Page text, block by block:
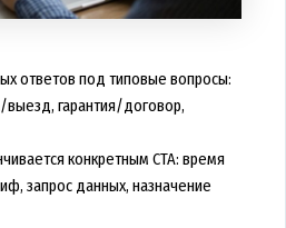
ответов под типовые вопросы:
выезд, гарантия/договор,
конкретным CTA: время
запрос данных, назначение